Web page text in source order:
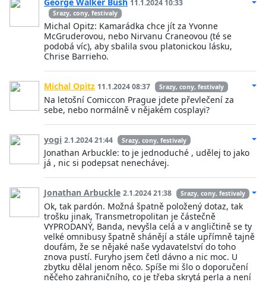
George Walker Bush 11.1.2024 10:33
Srazy, cony, festivaly
Michal Opitz: Kamarádka chce jít za Yvonne
McGruderovou, nebo Nirvanu Craneovou (té se
podobá víc), aby sbalila svou platonickou lásku,
Chrise Barrieho.
Michal Opitz 11.1.2024 08:37 Srazy, cony, festivaly
Na letošní Comiccon Prague jdete převlečení za
sebe, nebo normálně v nějakém cosplayi?
yogi 2.1.2024 21:44 Srazy, cony, festivaly
Jonathan Arbuckle: to je jednoduché , udělej to jako
já , nic si podepsat nenechávej.
Jonathan Arbuckle 2.1.2024 21:38 Srazy, cony, festivaly
Ok, tak pardón. Možná špatně položený dotaz, tak
trošku jinak, Transmetropolitan je částečně
VYPRODANÝ, Banda, nevyšla celá a v angličtině se ty
velké omnibusy špatně shánějí a stále upřímně tajně
doufám, že se nějaké naše vydavatelství do toho
znova pustí. Furyho jsem četl dávno a nic moc. U
zbytku dělal jenom něco. Spíše mi šlo o doporučení
něčeho zahraničního, co je třeba skrytá perla a není